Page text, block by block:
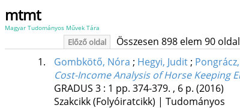
mtmt
Magyar Tudományos Művek Tára
Előző oldal Összesen 898 elem 90
1. Gombkötő, Nóra ; Hegyi, Judit;
Cost-Income Analysis of Horse Keeping
GRADUS 3: 1 pp. 374-379. , 6 p. (2016)
Szakcikk (Folyóiratcikk) | Tudományos